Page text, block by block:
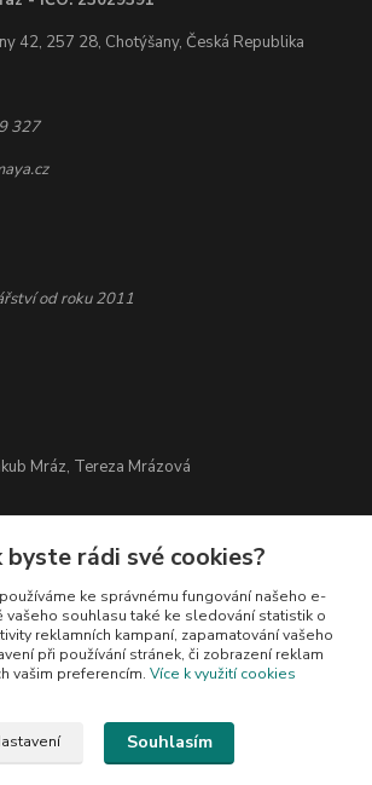
42, 257 28, Chotýšany, Česká Republika
327
od roku 2011
Mráz, Tereza Mrázová
byste rádi své cookies?
ke správnému fungování našeho e-
vašeho souhlasu také ke sledování statistik o
reklamních kampaní, zapamatování vašeho
při používání stránek, či zobrazení reklam
vašim preferencím. Více k využití cookies
Souhlasím